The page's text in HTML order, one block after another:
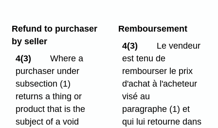
Refund to purchaser
by seller
4(3)
Where a
purchaser under
subsection (1)
returns a thing or
product that is the
subject of a void
Remboursement
4(3)
Le vendeur
est tenu de
rembourser le prix
d'achat à l'acheteur
visé au
paragraphe (1) et
qui lui retourne dans